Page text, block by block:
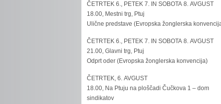
ČETRTEK 6., PETEK 7. IN SOBOTA 8. AVGUST
18.00, Mestni trg, Ptuj
Ulične predstave (Evropska žonglerska
ČETRTEK 6., PETEK 7. IN SOBOTA 8. AVGUST
21.00, Glavni trg, Ptuj
Odprt oder (Evropska žonglerska konvencija)
ČETRTEK, 6. AVGUST
18.00, Na Ptuju na ploščadi Čučkova 1 – dom
sindikatov